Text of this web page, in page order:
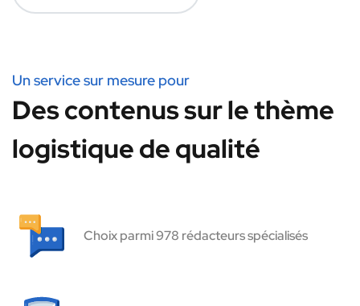
Un service sur mesure pour
Des contenus sur le thème
logistique de qualité
Choix parmi 978 rédacteurs spécialisés